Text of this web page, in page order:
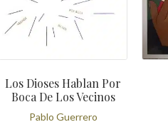
Los Dioses Hablan Por
Boca De Los Vecinos
Pablo Guerrero